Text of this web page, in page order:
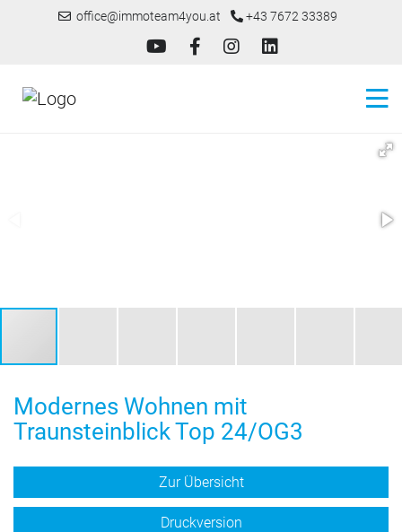
office@immoteam4you.at +43 7672 33389
Modernes Wohnen mit
Traunsteinblick Top 24/OG3
Zur Übersicht
Druckversion